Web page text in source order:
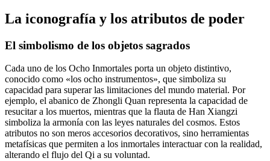
La iconografía y los atributos de poder
El simbolismo de los objetos sagrados
Cada uno de los Ocho Inmortales porta un objeto distintivo,
conocido como «los ocho instrumentos», que simboliza su
capacidad para superar las limitaciones del mundo material. Por
ejemplo, el abanico de Zhongli Quan representa la capacidad de
resucitar a los muertos, mientras que la flauta de Han Xiangzi
simboliza la armonía con las leyes naturales del cosmos. Estos
atributos no son meros accesorios decorativos, sino herramientas
metafísicas que permiten a los inmortales interactuar con la realidad,
alterando el flujo del Qi a su voluntad.